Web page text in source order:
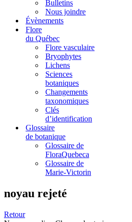
Bulletins
Nous joindre
Évènements
Flore
du Québec
Flore vasculaire
Bryophytes
Lichens
Sciences
botaniques
Changements
taxonomiques
Clés
d’identification
Glossaire
de botanique
Glossaire de
FloraQuebeca
Glossaire de
Marie-Victorin
noyau rejeté
Retour